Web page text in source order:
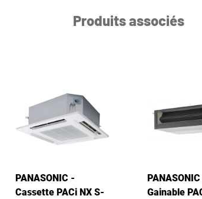
Produits associés
PANASONIC -
Cassette PACi NX S-
Gainable